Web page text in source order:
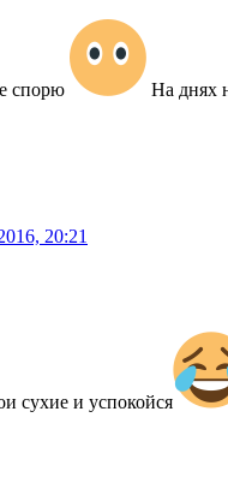
спорю На днях
20:21
сухие и успокойся